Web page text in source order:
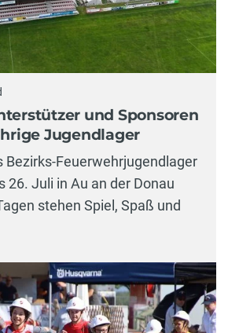
und Sponsoren
Jugendlager
Bezirks-Feuerwehrjugendlager
26. Juli in Au an der Donau
stehen Spiel, Spaß und